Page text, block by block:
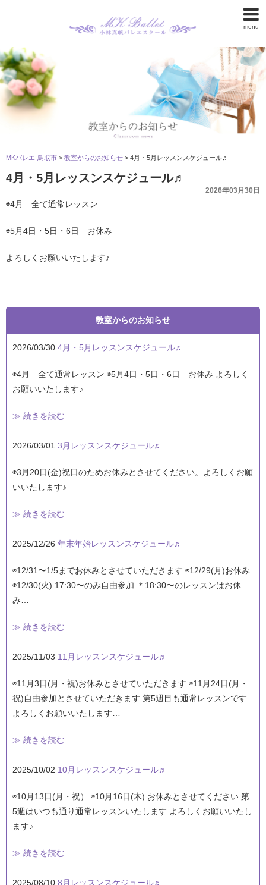
menu
MKバレエ-鳥取市 > 教室からのお知らせ > 4月・5月レッスンスケジュール♬
4月・5月レッスンスケジュール♬
2026年03月30日
◉4月 全て通常レッスン
◉5月4日・5日・6日 お休み
よろしくお願いいたします♪
教室からのお知らせ
2026/03/30 4月・5月レッスンスケジュール♬
◉4月 全て通常レッスン ◉5月4日・5日・6日 お休み よろしく
お願いいたします♪
≫ 続きを読む
2026/03/01 3月レッスンスケジュール♬
◉3月20日(金)祝日のためお休みとさせてください。よろしくお願
いいたします♪
≫ 続きを読む
2025/12/26 年末年始レッスンスケジュール♬
◉12/31〜1/5までお休みとさせていただきます ◉12/29(月)お休み
◉12/30(火) 17:30〜のみ自由参加 ＊18:30〜のレッスンはお休
み…
≫ 続きを読む
2025/11/03 11月レッスンスケジュール♬
◉11月3日(月・祝)お休みとさせていただきます ◉11月24日(月・
祝)自由参加とさせていただきます 第5週目も通常レッスンです
よろしくお願いいたします…
≫ 続きを読む
2025/10/02 10月レッスンスケジュール♬
◉10月13日(月・祝） ◉10月16日(木) お休みとさせてください 第
5週はいつも通り通常レッスンいたします よろしくお願いいたし
ます♪
≫ 続きを読む
2025/08/10 8月レッスンスケジュール♬